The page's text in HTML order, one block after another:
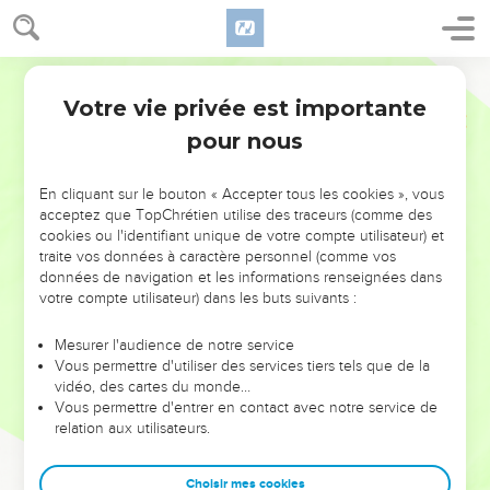
NE MANQUEZ PAS L’ÉVÉNEMENT
DE L’ANNÉE !
ET SI LEURS ERREURS POUVAIENT VOUS ÉVITER LES
VOTRES ?
leur foi ou leur vision. Mais on voit moins les doutes, les erreurs
et les saisons difficiles qu'ils ont traversés, alors même que ce
sont elles qui les ont façonnés.
Dans cette conférence, leaders, entrepreneurs, et responsables
clés pour avancer avec plus de sagesse afin que leurs erreurs
Votre vie privée est importante
pour nous
En cliquant sur le bouton « Accepter tous les cookies », vous
acceptez que TopChrétien utilise des traceurs (comme des
cookies ou l'identifiant unique de votre compte utilisateur) et
traite vos données à caractère personnel (comme vos
données de navigation et les informations renseignées dans
votre compte utilisateur) dans les buts suivants :
Mesurer l'audience de notre service
Vous permettre d'utiliser des services tiers tels que de la
vidéo, des cartes du monde…
Vous permettre d'entrer en contact avec notre service de
relation aux utilisateurs.
Choisir mes cookies